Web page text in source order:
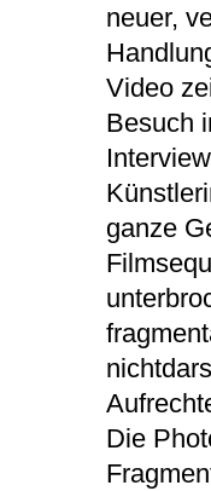
neuer,
Video
Besuch
ganze
Die